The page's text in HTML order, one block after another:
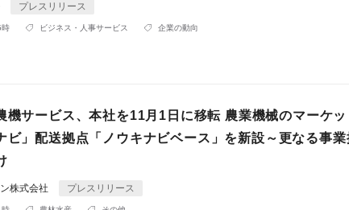
プレスリリース
時 ビジネス・人事サービス 企業の動向
機サービス、本社を11月1日に移転 農業機械のマーケ
ビ」配送拠点「ノウキナビベース」を新設～更なる事
株式会社 プレスリリース